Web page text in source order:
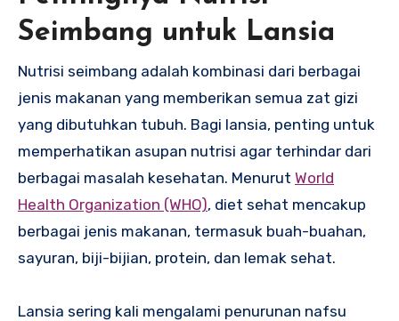
Seimbang untuk Lansia
Nutrisi seimbang adalah kombinasi dari berbagai
jenis makanan yang memberikan semua zat gizi
yang dibutuhkan tubuh. Bagi lansia, penting untuk
memperhatikan asupan nutrisi agar terhindar dari
berbagai masalah kesehatan. Menurut World
Health Organization (WHO), diet sehat mencakup
berbagai jenis makanan, termasuk buah-buahan,
sayuran, biji-bijian, protein, dan lemak sehat.
Lansia sering kali mengalami penurunan nafsu